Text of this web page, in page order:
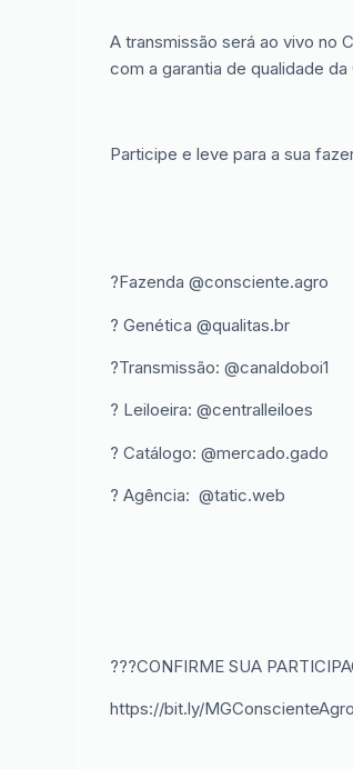
A transmissão será ao vivo no
com a garantia de qualidade
Participe e leve para a sua
?Fazenda @consciente.agro
? Genética @qualitas.br
?Transmissão: @canaldoboi1
? Leiloeira: @centralleiloes
? Catálogo: @mercado.gado
? Agência: @tatic.web
???CONFIRME SUA
https://bit.ly/MGConscienteAgro